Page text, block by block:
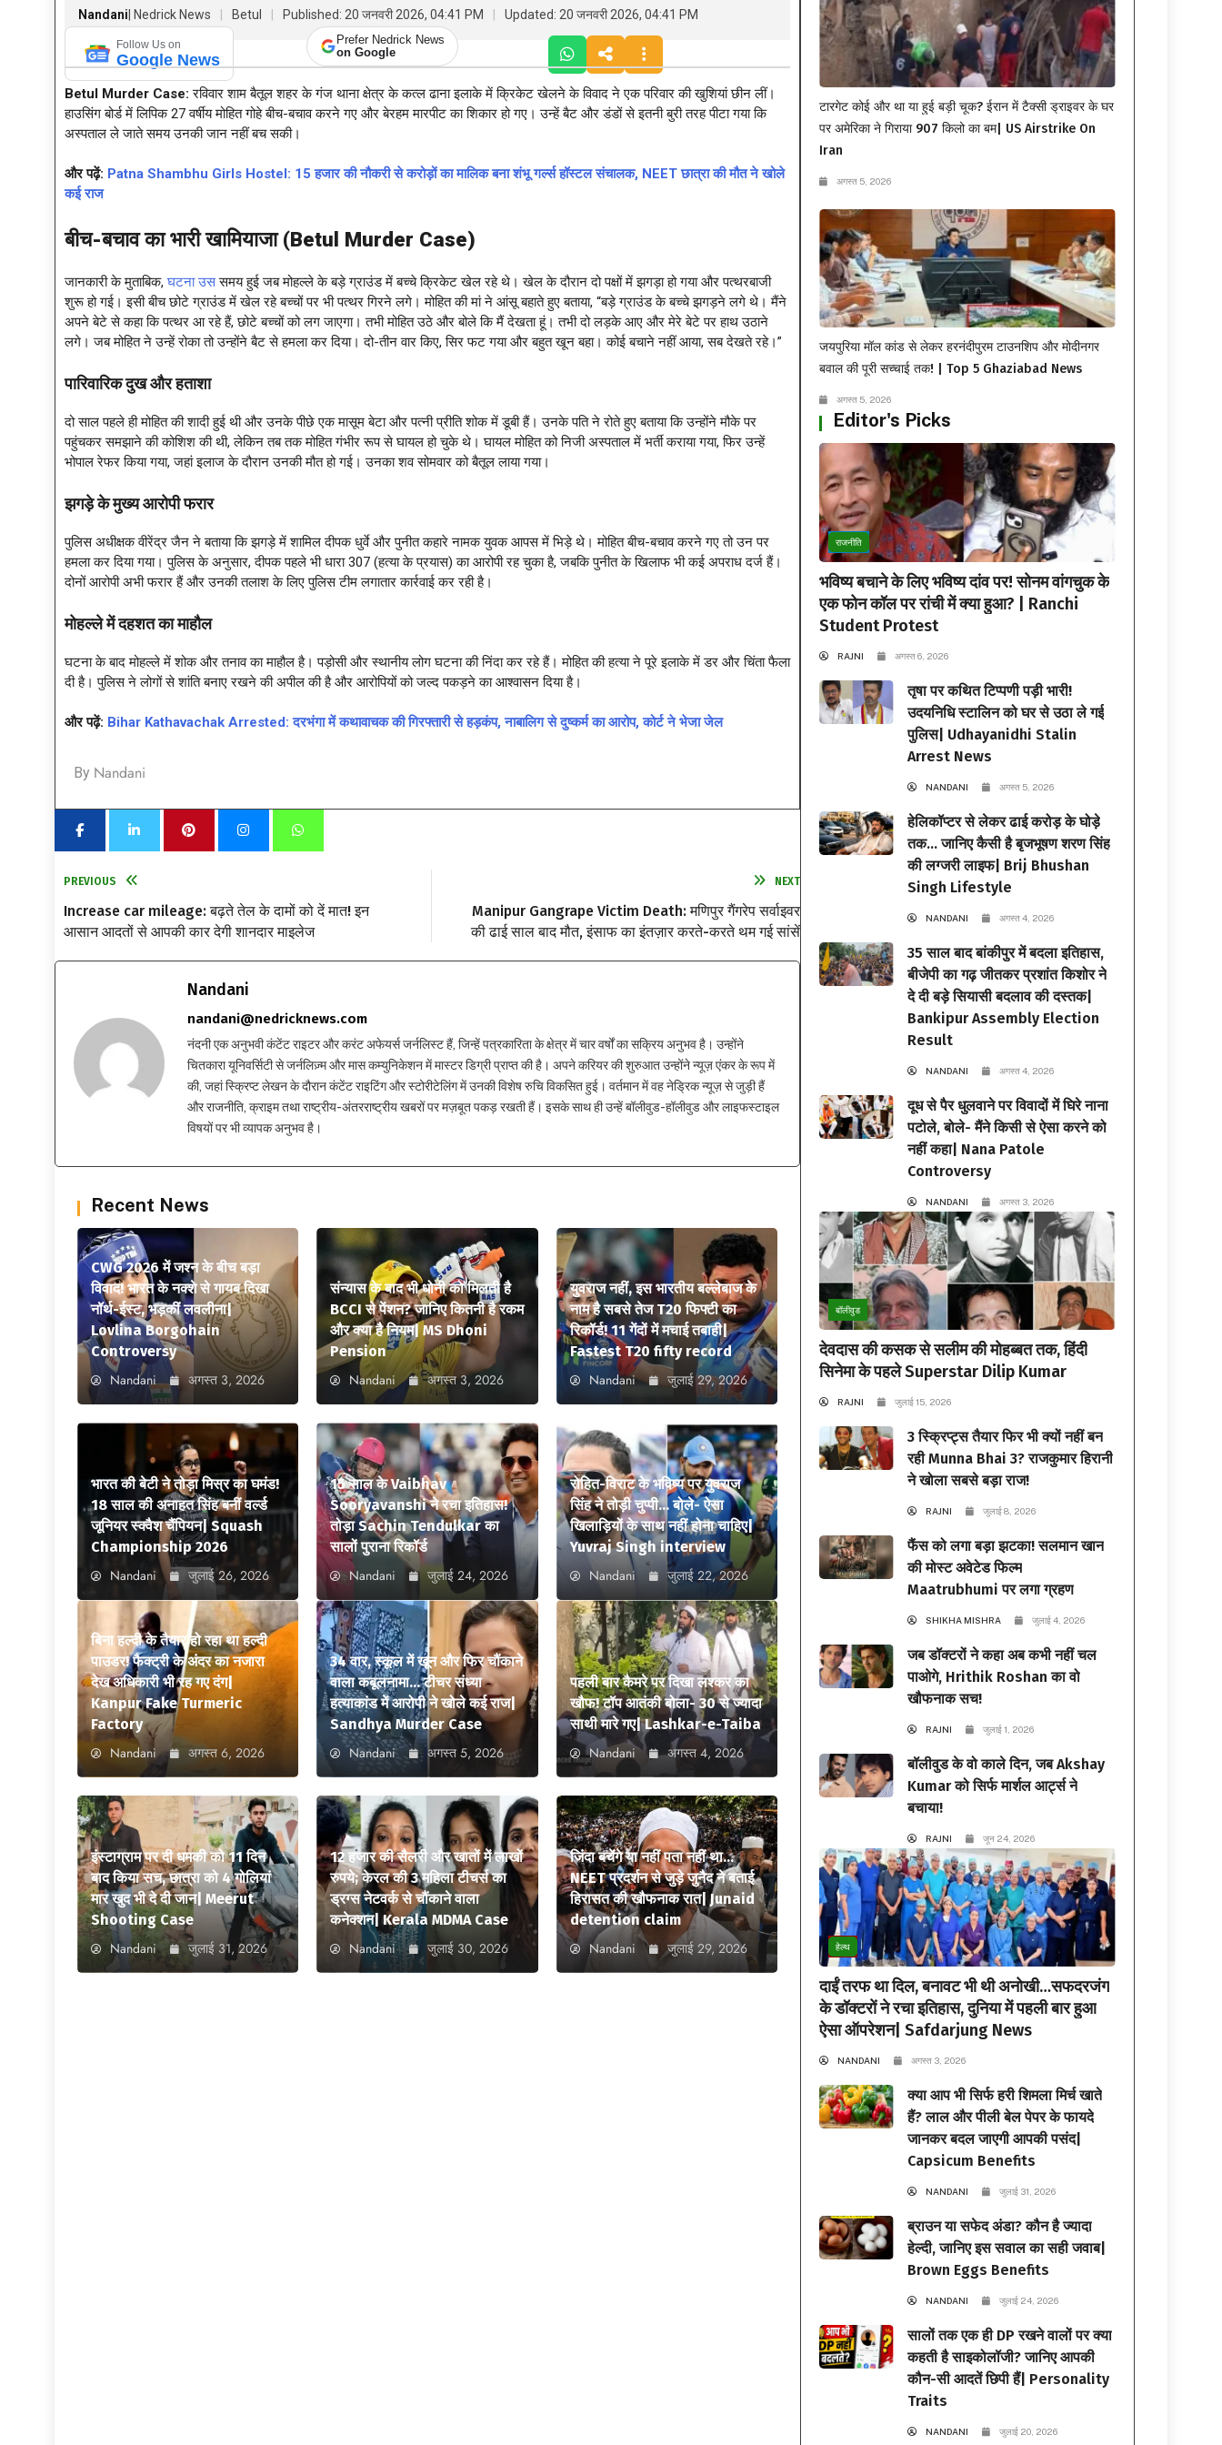
Nandani | Nedrick News Betul Published: 20 जनवरी 2026, 04:41 PM Updated: 20 जनवरी 2026, 04:41 PM
Follow Us on
Google News
Prefer Nedrick News
on Google
Betul Murder Case:रविवार शाम बैतूल शहर के गंज थाना क्षेत्र के कत्ल ढाना इलाके में क्रिकेट खेलने के विवाद ने एक परिवार की खुशियां छीन लीं।
हाउसिंग बोर्ड में लिपिक 27 वर्षीय मोहित गोहे बीच-बचाव करने गए और बेरहम मारपीट का शिकार हो गए। उन्हें बैट और डंडों से इतनी बुरी तरह पीटा गया कि
अस्पताल ले जाते समय उनकी जान नहीं बच सकी।
और पढ़ें: Patna Shambhu Girls Hostel: 15 हजार की नौकरी से करोड़ों का मालिक बना शंभू गर्ल्स हॉस्टल संचालक, NEET छात्रा की मौत ने खोले
कई राज
बीच-बचाव का भारी खामियाजा(Betul Murder Case)
जानकारी के मुताबिक,घटना उससमय हुई जब मोहल्ले के बड़े ग्राउंड में बच्चे क्रिकेट खेल रहे थे। खेल के दौरान दो पक्षों में झगड़ा हो गया और पत्थरबाजी
शुरू हो गई। इसी बीच छोटे ग्राउंड में खेल रहे बच्चों पर भी पत्थर गिरने लगे। मोहित की मां ने आंसू बहाते हुए बताया, “बड़े ग्राउंड के बच्चे झगड़ने लगे थे। मैंने
अपने बेटे से कहा कि पत्थर आ रहे हैं, छोटे बच्चों को लग जाएगा। तभी मोहित उठे और बोले कि मैं देखता हूं। तभी दो लड़के आए और मेरे बेटे पर हाथ उठाने
लगे। जब मोहित ने उन्हें रोका तो उन्होंने बैट से हमला कर दिया। दो-तीन वार किए, सिर फट गया और बहुत खून बहा। कोई बचाने नहीं आया, सब देखते रहे।”
पारिवारिक दुख और हताशा
दो साल पहले ही मोहित की शादी हुई थी और उनके पीछे एक मासूम बेटा और पत्नी प्रीति शोक में डूबी हैं। उनके पति ने रोते हुए बताया कि उन्होंने मौके पर
पहुंचकर समझाने की कोशिश की थी, लेकिन तब तक मोहित गंभीर रूप से घायल हो चुके थे। घायल मोहित को निजी अस्पताल में भर्ती कराया गया, फिर उन्हें
भोपाल रेफर किया गया, जहां इलाज के दौरान उनकी मौत हो गई। उनका शव सोमवार को बैतूल लाया गया।
झगड़े के मुख्य आरोपी फरार
पुलिस अधीक्षक वीरेंद्र जैन ने बताया कि झगड़े में शामिल दीपक धुर्वे और पुनीत कहारे नामक युवक आपस में भिड़े थे। मोहित बीच-बचाव करने गए तो उन पर
हमला कर दिया गया। पुलिस के अनुसार, दीपक पहले भी धारा 307 (हत्या के प्रयास) का आरोपी रह चुका है, जबकि पुनीत के खिलाफ भी कई अपराध दर्ज हैं।
दोनों आरोपी अभी फरार हैं और उनकी तलाश के लिए पुलिस टीम लगातार कार्रवाई कर रही है।
मोहल्ले में दहशत का माहौल
घटना के बाद मोहल्ले में शोक और तनाव का माहौल है। पड़ोसी और स्थानीय लोग घटना की निंदा कर रहे हैं। मोहित की हत्या ने पूरे इलाके में डर और चिंता फैला
दी है। पुलिस ने लोगों से शांति बनाए रखने की अपील की है और आरोपियों को जल्द पकड़ने का आश्वासन दिया है।
और पढ़ें: Bihar Kathavachak Arrested: दरभंगा में कथावाचक की गिरफ्तारी से हड़कंप, नाबालिग से दुष्कर्म का आरोप, कोर्ट ने भेजा जेल
By Nandani
PREVIOUS
Increase car mileage: बढ़ते तेल के दामों को दें मात! इन
आसान आदतों से आपकी कार देगी शानदार माइलेज
NEXT
Manipur Gangrape Victim Death: मणिपुर गैंगरेप सर्वाइवर
की ढाई साल बाद मौत, इंसाफ का इंतज़ार करते-करते थम गई सांसें
Nandani
nandani@nedricknews.com
नंदनी एक अनुभवी कंटेंट राइटर और करंट अफेयर्स जर्नलिस्ट हैं, जिन्हें पत्रकारिता के क्षेत्र में चार वर्षों का सक्रिय अनुभव है। उन्होंने
चितकारा यूनिवर्सिटी से जर्नलिज़्म और मास कम्युनिकेशन में मास्टर डिग्री प्राप्त की है। अपने करियर की शुरुआत उन्होंने न्यूज़ एंकर के रूप में
की, जहां स्क्रिप्ट लेखन के दौरान कंटेंट राइटिंग और स्टोरीटेलिंग में उनकी विशेष रुचि विकसित हुई। वर्तमान में वह नेड्रिक न्यूज़ से जुड़ी हैं
और राजनीति, क्राइम तथा राष्ट्रीय-अंतरराष्ट्रीय खबरों पर मज़बूत पकड़ रखती हैं। इसके साथ ही उन्हें बॉलीवुड-हॉलीवुड और लाइफस्टाइल
विषयों पर भी व्यापक अनुभव है।
Recent News
CWG 2026 में जश्न के बीच बड़ा
विवाद! भारत के नक्शे से गायब दिखा
नॉर्थ-ईस्ट, भड़कीं लवलीना|
Lovlina Borgohain
Controversy
Nandani अगस्त 3, 2026
संन्यास के बाद भी धोनी को मिलती है
BCCI से पेंशन? जानिए कितनी है रकम
और क्या है नियम| MS Dhoni
Pension
Nandani अगस्त 3, 2026
युवराज नहीं, इस भारतीय बल्लेबाज के
नाम है सबसे तेज T20 फिफ्टी का
रिकॉर्ड! 11 गेंदों में मचाई तबाही|
Fastest T20 fifty record
Nandani जुलाई 29, 2026
भारत की बेटी ने तोड़ा मिस्र का घमंड!
18 साल की अनाहत सिंह बनीं वर्ल्ड
जूनियर स्क्वैश चैंपियन| Squash
Championship 2026
Nandani जुलाई 26, 2026
15 साल के Vaibhav
Sooryavanshi ने रचा इतिहास!
तोड़ा Sachin Tendulkar का
सालों पुराना रिकॉर्ड
Nandani जुलाई 24, 2026
रोहित-विराट के भविष्य पर युवराज
सिंह ने तोड़ी चुप्पी… बोले- ऐसा
खिलाड़ियों के साथ नहीं होना चाहिए|
Yuvraj Singh interview
Nandani जुलाई 22, 2026
बिना हल्दी के तैयार हो रहा था हल्दी
पाउडर! फैक्ट्री के अंदर का नजारा
देख अधिकारी भी रह गए दंग|
Kanpur Fake Turmeric
Factory
Nandani अगस्त 6, 2026
34 वार, स्कूल में खून और फिर चौंकाने
वाला कबूलनामा… टीचर संध्या
हत्याकांड में आरोपी ने खोले कई राज|
Sandhya Murder Case
Nandani अगस्त 5, 2026
पहली बार कैमरे पर दिखा लश्कर का
खौफ! टॉप आतंकी बोला- 30 से ज्यादा
साथी मारे गए| Lashkar-e-Taiba
Nandani अगस्त 4, 2026
इंस्टाग्राम पर दी धमकी को 11 दिन
बाद किया सच, छात्रा को 4 गोलियां
मार खुद भी दे दी जान| Meerut
Shooting Case
Nandani जुलाई 31, 2026
12 हजार की सैलरी और खातों में लाखों
रुपये; केरल की 3 महिला टीचर्स का
ड्रग्स नेटवर्क से चौंकाने वाला
कनेक्शन| Kerala MDMA Case
Nandani जुलाई 30, 2026
जिंदा बचेंगे या नहीं पता नहीं था…
NEET प्रदर्शन से जुड़े जुनैद ने बताई
हिरासत की खौफनाक रात| Junaid
detention claim
Nandani जुलाई 29, 2026
टारगेट कोई और था या हुई बड़ी चूक? ईरान में टैक्सी ड्राइवर के घर
पर अमेरिका ने गिराया 907 किलो का बम| US Airstrike On
Iran
अगस्त 5, 2026
जयपुरिया मॉल कांड से लेकर हरनंदीपुरम टाउनशिप और मोदीनगर
बवाल की पूरी सच्चाई तक! | Top 5 Ghaziabad News
अगस्त 5, 2026
Editor's Picks
राजनीति
भविष्य बचाने के लिए भविष्य दांव पर! सोनम वांगचुक के
एक फोन कॉल पर रांची में क्या हुआ? | Ranchi
Student Protest
RAJNI अगस्त 6, 2026
तृषा पर कथित टिप्पणी पड़ी भारी!
उदयनिधि स्टालिन को घर से उठा ले गई
पुलिस| Udhayanidhi Stalin
Arrest News
NANDANI अगस्त 5, 2026
हेलिकॉप्टर से लेकर ढाई करोड़ के घोड़े
तक… जानिए कैसी है बृजभूषण शरण सिंह
की लग्जरी लाइफ| Brij Bhushan
Singh Lifestyle
NANDANI अगस्त 4, 2026
35 साल बाद बांकीपुर में बदला इतिहास,
बीजेपी का गढ़ जीतकर प्रशांत किशोर ने
दे दी बड़े सियासी बदलाव की दस्तक|
Bankipur Assembly Election
Result
NANDANI अगस्त 4, 2026
दूध से पैर धुलवाने पर विवादों में घिरे नाना
पटोले, बोले- मैंने किसी से ऐसा करने को
नहीं कहा| Nana Patole
Controversy
NANDANI अगस्त 3, 2026
बॉलीवुड
देवदास की कसक से सलीम की मोहब्बत तक, हिंदी
सिनेमा के पहले Superstar Dilip Kumar
RAJNI जुलाई 15, 2026
3 स्क्रिप्ट्स तैयार फिर भी क्यों नहीं बन
रही Munna Bhai 3? राजकुमार हिरानी
ने खोला सबसे बड़ा राज!
RAJNI जुलाई 8, 2026
फैंस को लगा बड़ा झटका! सलमान खान
की मोस्ट अवेटेड फिल्म
Maatrubhumi पर लगा ग्रहण
SHIKHA MISHRA जुलाई 4, 2026
जब डॉक्टरों ने कहा अब कभी नहीं चल
पाओगे, Hrithik Roshan का वो
खौफनाक सच!
RAJNI जुलाई 1, 2026
बॉलीवुड के वो काले दिन, जब Akshay
Kumar को सिर्फ मार्शल आर्ट्स ने
बचाया!
RAJNI जून 24, 2026
हेल्थ
दाईं तरफ था दिल, बनावट भी थी अनोखी…सफदरजंग
के डॉक्टरों ने रचा इतिहास, दुनिया में पहली बार हुआ
ऐसा ऑपरेशन| Safdarjung News
NANDANI अगस्त 3, 2026
क्या आप भी सिर्फ हरी शिमला मिर्च खाते
हैं? लाल और पीली बेल पेपर के फायदे
जानकर बदल जाएगी आपकी पसंद|
Capsicum Benefits
NANDANI जुलाई 31, 2026
ब्राउन या सफेद अंडा? कौन है ज्यादा
हेल्दी, जानिए इस सवाल का सही जवाब|
Brown Eggs Benefits
NANDANI जुलाई 24, 2026
सालों तक एक ही DP रखने वालों पर क्या
कहती है साइकोलॉजी? जानिए आपकी
कौन-सी आदतें छिपी हैं| Personality
Traits
NANDANI जुलाई 20, 2026